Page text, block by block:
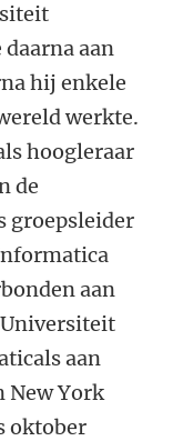
aan
hij enkele
werkte.
hoogleraar
de
groepsleider
aan
aan
New York
oktober